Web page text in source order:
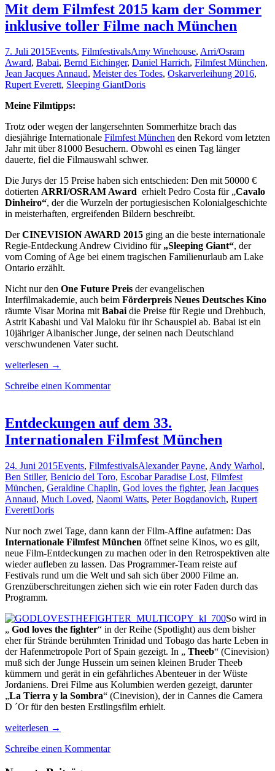
Mit dem Filmfest 2015 kam der Sommer
inklusive toller Filme nach München
7. Juli 2015Events, FilmfestivalsAmy Winehouse, Arri/Osram
Award, Babai, Bernd Eichinger, Daniel Harrich, Filmfest München,
Jean Jacques Annaud, Meister des Todes, Oskarverleihung 2016,
Rupert Everett, Sleeping GiantDoris
Meine Filmtipps:
Trotz oder wegen der langersehnten Sommerhitze brach das
diesjährige Internationale Filmfest München den Rekord vom letzten
Jahr mit über 81000 Besuchern. Obwohl es einen Tag länger
dauerte, fiel die Filmauswahl schwer.
Die Jurys der 15 Preise haben sich entschieden: Den mit 50000 €
dotierten ARRI/OSRAM Award erhielt Pedro Costa für „Cavalo
Dinheiro“, der die Wurzeln der portugiesischen Kolonialgeschichte
in meisterhaften, ergreifenden Bildern beschreibt.
DerCINEVISION AWARD 2015 ging an die beste internationale
Regie-Entdeckung Andrew Cividino für „Sleeping Giant“, der
vom Coming of Age bei einem tragischen Familienurlaub am Lake
Ontario erzählt.
Nicht nur den One Future Preis der evangelischen
Interfilmakademie, auch beim Förderpreis Neues Deutsches Kino
räumte Visar Morina mitBabaidie Preise für Regie und Drehbuch,
Astrit Kabashi und Val Maloku für ihr Schauspiel ab. Babai ist ein
10jähriger Albanischer Junge, der seinen nach Deutschland
verschwundenen Vater sucht.
Mit
Filmfest
der
Sommer
inklusive
Filme
nach
München
weiterlesen →
Schreibe einen Kommentar
Entdeckungen auf dem 33.
Internationalen Filmfest München
24. Juni 2015Events, FilmfestivalsAlexander Payne, Andy Warhol,
Ben Stiller, Benicio del Toro, Escobar Paradise Lost, Filmfest
München, Geraldine Chaplin, God loves the fighter, Jean Jacques
Annaud, Much Loved, Naomi Watts, Peter Bogdanovich, Rupert
EverettDoris
Nur noch zwei Tage, dann kann der Film-Affine aufatmen: Das
Internationale Filmfest München öffnet seine Kinos, wo es gilt,
neue Film-Entdeckungen zu machen oder in den Retrospektiven alte
wieder aufleben zu lassen. Das Programmer-Team reiste auf
Festivals rund um die Welt und sah sich über 2000 Filme an.
Grenzüberschreitungen ziehen sich wie ein roter Faden durch das
Programm.
So wird in
„ God loves the fighter“ in der Reihe (Spotlight) aus dem bisher
eher für Strände berühmten Trinidad und Tobago das harte Leben in
der Hafenmetropole Port of Spain gezeigt. In „ Theeb“ (Cinevision)
muß sich der Junge Hussein um seinen kleinen Bruder Theeb
kümmern und gerät in ein gefährliches Abenteuer in der Wüste
Jordaniens. Drei Filme aus Kolumbien werden gezeigt, darunter
„La Tierra y la Sombra“ (Cinevision), der in Cannes die Camera
D ´Or für den besten Erstlingsfilm erhielt.
Entdeckungen
dem
weiterlesen →
Schreibe einen Kommentar